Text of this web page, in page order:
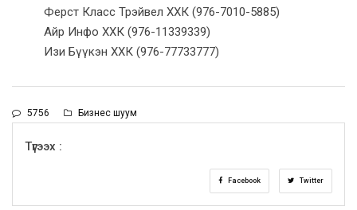
Ферст Класс Трэйвел ХХК (976-7010-5885)
Айр Инфо ХХК (976-11339339)
Изи Бүүкэн ХХК (976-77733777)
5756 Бизнес шуум
Түгээх :
Facebook Twitter